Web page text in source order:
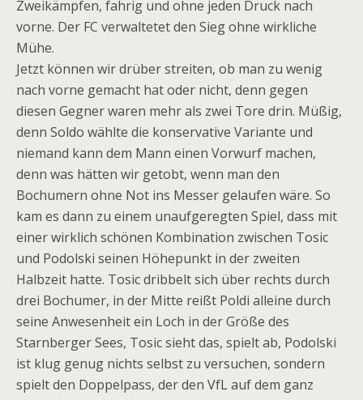
Zweikämpfen, fahrig und ohne jeden Druck nach
vorne. Der FC verwaltetet den Sieg ohne wirkliche
Mühe.
Jetzt können wir drüber streiten, ob man zu wenig
nach vorne gemacht hat oder nicht, denn gegen
diesen Gegner waren mehr als zwei Tore drin. Müßig,
denn Soldo wählte die konservative Variante und
niemand kann dem Mann einen Vorwurf machen,
denn was hätten wir getobt, wenn man den
Bochumern ohne Not ins Messer gelaufen wäre. So
kam es dann zu einem unaufgeregten Spiel, dass mit
einer wirklich schönen Kombination zwischen Tosic
und Podolski seinen Höhepunkt in der zweiten
Halbzeit hatte. Tosic dribbelt sich über rechts durch
drei Bochumer, in der Mitte reißt Poldi alleine durch
seine Anwesenheit ein Loch in der Größe des
Starnberger Sees, Tosic sieht das, spielt ab, Podolski
ist klug genug nichts selbst zu versuchen, sondern
spielt den Doppelpass, der den VfL auf dem ganz